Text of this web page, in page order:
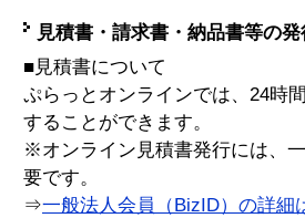
見積書・請求書・納品書等の
■見積書について
ぷらっとオンラインでは、24時
することができます。
※オンライン見積書発行には、
要です。
⇒一般法人会員（BizID）の詳細